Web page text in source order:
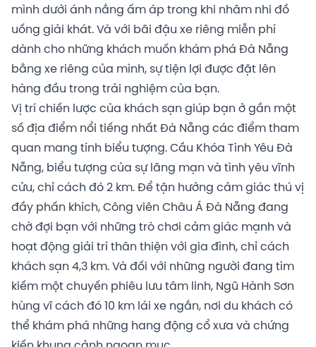
mình dưới ánh nắng ấm áp trong khi nhâm nhi đồ
uống giải khát. Và với bãi đậu xe riêng miễn phí
dành cho những khách muốn khám phá Đà Nẵng
bằng xe riêng của mình, sự tiện lợi được đặt lên
hàng đầu trong trải nghiệm của bạn.
Vị trí chiến lược của khách sạn giúp bạn ở gần một
số địa điểm nổi tiếng nhất Đà Nẵng các điểm tham
quan mang tính biểu tượng. Cầu Khóa Tình Yêu Đà
Nẵng, biểu tượng của sự lãng mạn và tình yêu vĩnh
cửu, chỉ cách đó 2 km. Để tận hưởng cảm giác thú vị
đầy phấn khích, Công viên Châu Á Đà Nẵng đang
chờ đợi bạn với những trò chơi cảm giác mạnh và
hoạt động giải trí thân thiện với gia đình, chỉ cách
khách sạn 4,3 km. Và đối với những người đang tìm
kiếm một chuyến phiêu lưu tâm linh, Ngũ Hành Sơn
hùng vĩ cách đó 10 km lái xe ngắn, nơi du khách có
thể khám phá những hang động cổ xưa và chứng